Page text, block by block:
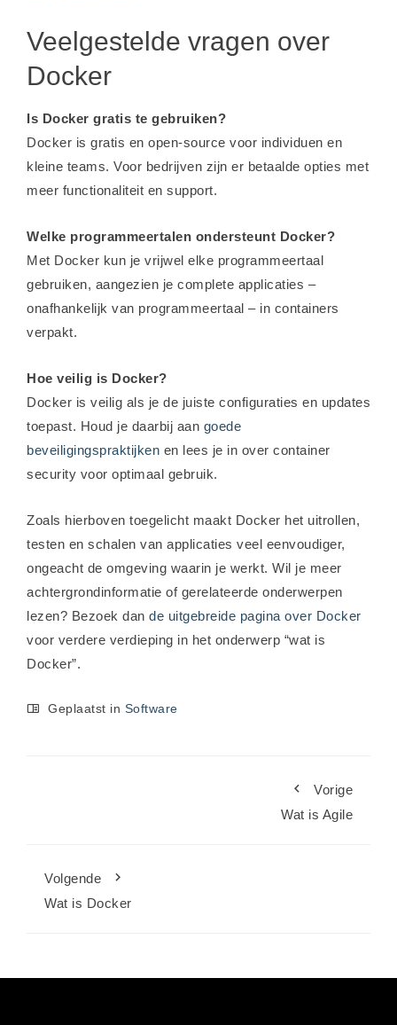
Veelgestelde vragen over
Docker
Is Docker gratis te gebruiken?
Docker is gratis en open-source voor individuen en
kleine teams. Voor bedrijven zijn er betaalde opties met
meer functionaliteit en support.
Welke programmeertalen ondersteunt Docker?
Met Docker kun je vrijwel elke programmeertaal
gebruiken, aangezien je complete applicaties –
onafhankelijk van programmeertaal – in containers
verpakt.
Hoe veilig is Docker?
Docker is veilig als je de juiste configuraties en updates
toepast. Houd je daarbij aan goede
beveiligingspraktijken en lees je in over container
security voor optimaal gebruik.
Zoals hierboven toegelicht maakt Docker het uitrollen,
testen en schalen van applicaties veel eenvoudiger,
ongeacht de omgeving waarin je werkt. Wil je meer
achtergrondinformatie of gerelateerde onderwerpen
lezen? Bezoek dan de uitgebreide pagina over Docker
voor verdere verdieping in het onderwerp “wat is
Docker”.
Geplaatst in Software
Vorige
Wat is Agile
Volgende
Wat is Docker